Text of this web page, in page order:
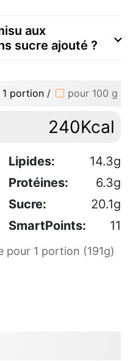
aux
sucre ajouté ?
1 portion / pour 100 g
240Kcal
Lipides:
14.3g
Protéines:
6.3g
Sucre:
20.1g
SmartPoints: 11
1 portion (191g)